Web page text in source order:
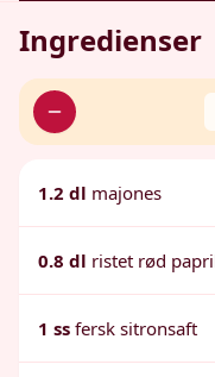
Ingredienser
1.2 dl majones
0.8 dl ristet rød
1 ss fersk sitronsaft